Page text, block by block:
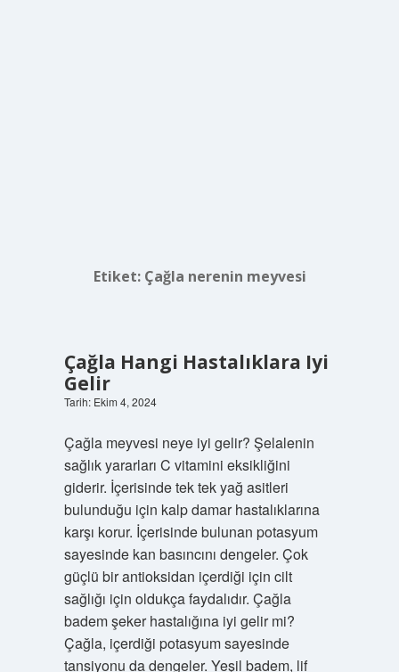
Etiket: Çağla nerenin meyvesi
Çağla Hangi Hastalıklara Iyi
Gelir
Tarih: Ekim 4, 2024
Çağla meyvesi neye iyi gelir? Şelalenin
sağlık yararları C vitamini eksikliğini
giderir. İçerisinde tek tek yağ asitleri
bulunduğu için kalp damar hastalıklarına
karşı korur. İçerisinde bulunan potasyum
sayesinde kan basıncını dengeler. Çok
güçlü bir antioksidan içerdiği için cilt
sağlığı için oldukça faydalıdır. Çağla
badem şeker hastalığına iyi gelir mi?
Çağla, içerdiği potasyum sayesinde
tansiyonu da dengeler. Yeşil badem, lif